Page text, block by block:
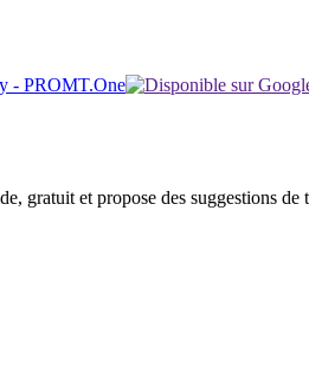
gratuit et propose des suggestions